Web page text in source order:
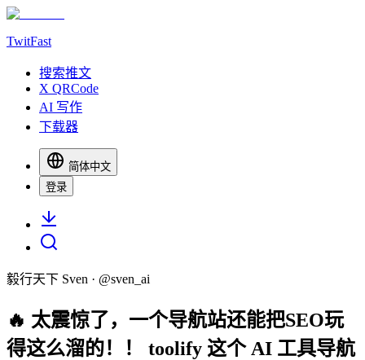
TwitFast
搜索推文
X QRCode
AI 写作
下载器
简体中文
登录
毅行天下 Sven · @sven_ai
🔥 太震惊了，一个导航站还能把SEO玩
得这么溜的！！ toolify 这个 AI 工具导航